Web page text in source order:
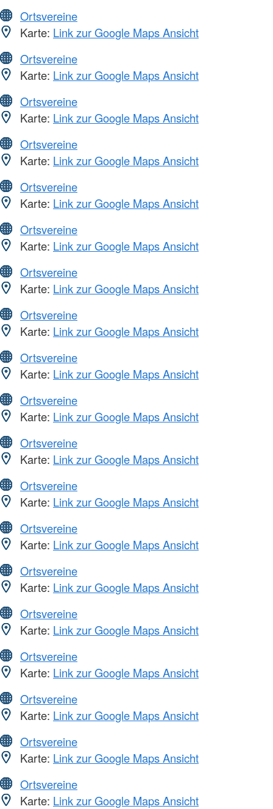
Ortsvereine
Karte: Link zur Google Maps Ansicht
Ortsvereine
Karte: Link zur Google Maps Ansicht
Ortsvereine
Karte: Link zur Google Maps Ansicht
Ortsvereine
Karte: Link zur Google Maps Ansicht
Ortsvereine
Karte: Link zur Google Maps Ansicht
Ortsvereine
Karte: Link zur Google Maps Ansicht
Ortsvereine
Karte: Link zur Google Maps Ansicht
Ortsvereine
Karte: Link zur Google Maps Ansicht
Ortsvereine
Karte: Link zur Google Maps Ansicht
Ortsvereine
Karte: Link zur Google Maps Ansicht
Ortsvereine
Karte: Link zur Google Maps Ansicht
Ortsvereine
Karte: Link zur Google Maps Ansicht
Ortsvereine
Karte: Link zur Google Maps Ansicht
Ortsvereine
Karte: Link zur Google Maps Ansicht
Ortsvereine
Karte: Link zur Google Maps Ansicht
Ortsvereine
Karte: Link zur Google Maps Ansicht
Ortsvereine
Karte: Link zur Google Maps Ansicht
Ortsvereine
Karte: Link zur Google Maps Ansicht
Ortsvereine
Karte: Link zur Google Maps Ansicht